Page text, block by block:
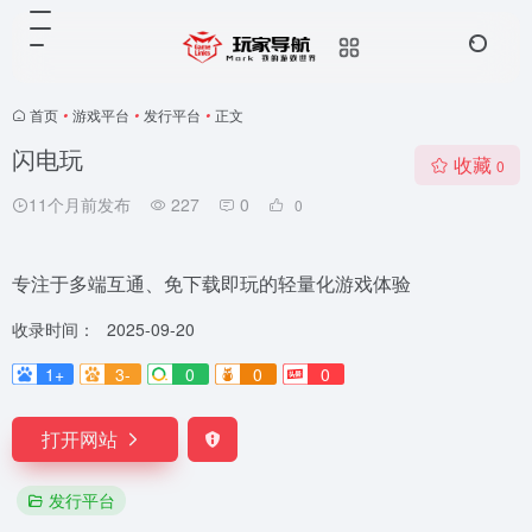
首页 • 游戏平台 • 发行平台 • 正文
闪电玩
11个月前发布 227 0 0
收藏 0
专注于多端互通、免下载即玩的轻量化游戏体验
收录时间：
2025-09-20
1+
3- 0 0 0
打开网站
发行平台